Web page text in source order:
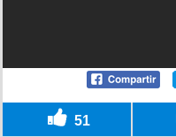
51